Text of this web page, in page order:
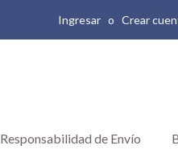
Ingresar o Crear
Responsabilidad de Envío